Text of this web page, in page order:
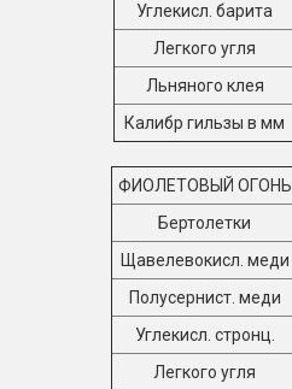
Углекисл. барита
Легкого угля
Льняного клея
Калибр гильзы в мм
ФИОЛЕТОВЫЙ ОГОНЬ
Бертолетки
Щавелевокисл. меди
Полусернист. меди
Углекисл. стронц.
Легкого угля